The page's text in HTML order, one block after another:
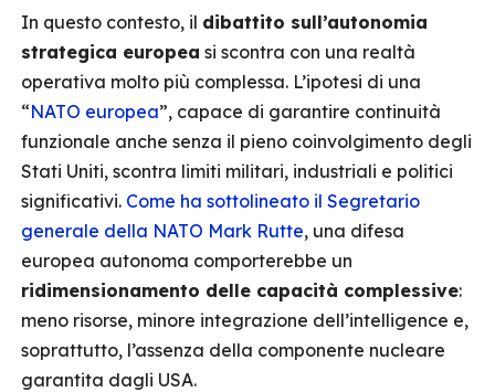
In questo contesto, il dibattito sull’autonomia
strategica europea si scontra con una realtà
operativa molto più complessa. L’ipotesi di una
“NATO europea”, capace di garantire continuità
funzionale anche senza il pieno coinvolgimento degli
Stati Uniti, scontra limiti militari, industriali e politici
significativi. Come ha sottolineato il Segretario
generale della NATO Mark Rutte, una difesa
europea autonoma comporterebbe un
ridimensionamento delle capacità complessive:
meno risorse, minore integrazione dell’intelligence e,
soprattutto, l’assenza della componente nucleare
garantita dagli USA.